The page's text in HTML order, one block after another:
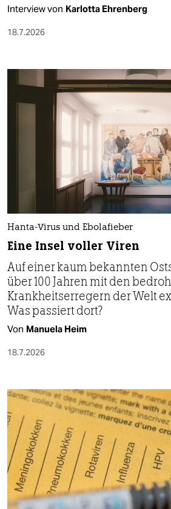
Interview von Karlotta Ehrenberg
18.7.2026
Hanta-Virus und Ebolafieber
Eine Insel voller Viren
Auf einer kaum bekannten
über 100 Jahren mit den
Krankheitserregern der Welt
Was passiert dort?
Von Manuela Heim
18.7.2026